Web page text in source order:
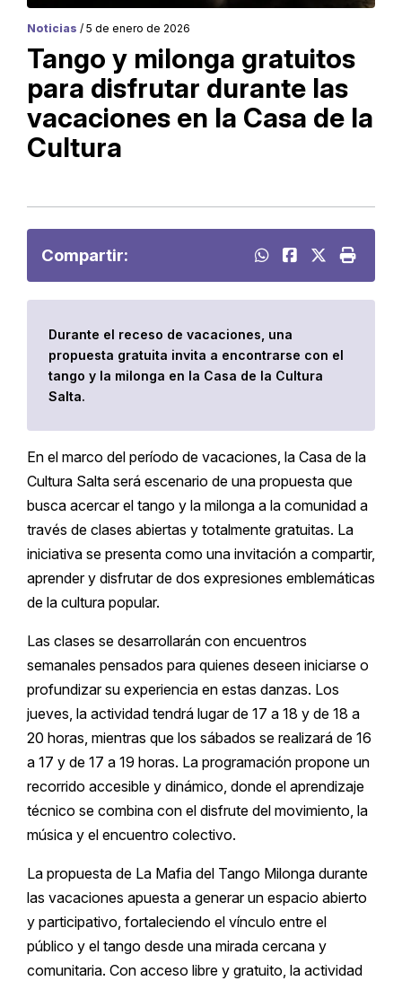
Noticias / 5 de enero de 2026
Tango y milonga gratuitos
para disfrutar durante las
vacaciones en la Casa de la
Cultura
Compartir:
Durante el receso de vacaciones, una
propuesta gratuita invita a encontrarse con el
tango y la milonga en la Casa de la Cultura
Salta.
En el marco del período de vacaciones, la Casa de la
Cultura Salta será escenario de una propuesta que
busca acercar el tango y la milonga a la comunidad a
través de clases abiertas y totalmente gratuitas. La
iniciativa se presenta como una invitación a compartir,
aprender y disfrutar de dos expresiones emblemáticas
de la cultura popular.
Las clases se desarrollarán con encuentros
semanales pensados para quienes deseen iniciarse o
profundizar su experiencia en estas danzas. Los
jueves, la actividad tendrá lugar de 17 a 18 y de 18 a
20 horas, mientras que los sábados se realizará de 16
a 17 y de 17 a 19 horas. La programación propone un
recorrido accesible y dinámico, donde el aprendizaje
técnico se combina con el disfrute del movimiento, la
música y el encuentro colectivo.
La propuesta de La Mafia del Tango Milonga durante
las vacaciones apuesta a generar un espacio abierto
y participativo, fortaleciendo el vínculo entre el
público y el tango desde una mirada cercana y
comunitaria. Con acceso libre y gratuito, la actividad